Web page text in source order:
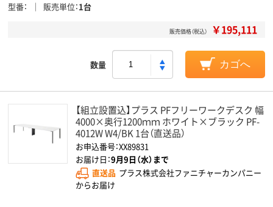
型番 販売単位 1台
販売価格（税込） ￥195,111
数量 カゴへ
【組立設置込】プラス PFフリーワークデスク 幅
4000×奥行1200ｍｍ ホワイト×ブラック PF-
4012W W4/BK 1台（直送品）
お申込番号：XX89831
お届け日：9月9日（水）まで
直送品 プラス株式会社ファニチャーカンパニー
からお届け